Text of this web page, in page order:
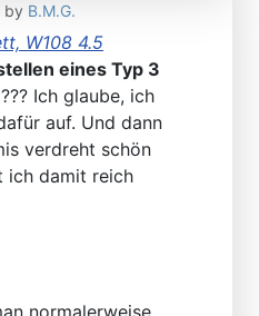
by B.M.G.
W108 4.5
eines Typ 3
Ich glaube, ich
auf. Und dann
verdreht schön
ich damit reich